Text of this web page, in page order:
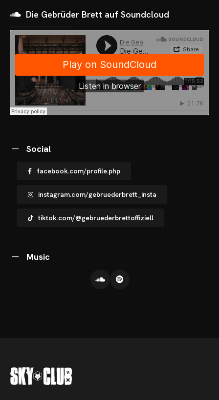
SHOP
Die Gebrüder Brett auf Soundcloud
Social
facebook.com/profile.php
instagram.com/gebruederbrett_insta
tiktok.com/@gebruederbrettoffiziell
Music